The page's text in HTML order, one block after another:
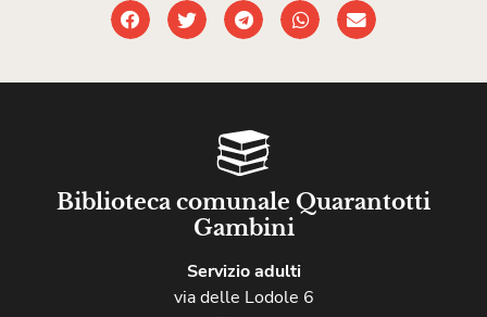
Biblioteca comunale Quarantotti
Gambini
Servizio adulti
via delle Lodole 6